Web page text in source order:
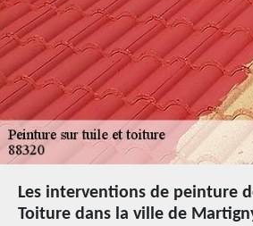
Les interventions de peinture
Toiture dans la ville de